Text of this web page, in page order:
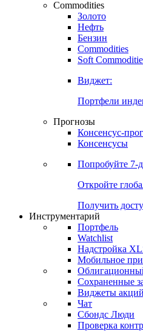
Commodities
Золото
Нефть
Бензин
Commodities
Soft
Виджет:
Портфели
Прогнозы
Консенсус-
Консенсусы
Попробуйте 7-
Откройте
Получить
Инструментарий
Портфель
Watchlist
Надстройка
Мобильное
Сохраненные
Виджеты
Чат
Сбондс Люди
Проверка